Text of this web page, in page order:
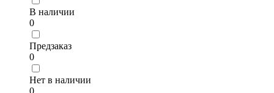
В наличии
0
Предзаказ
0
Нет в наличии
0